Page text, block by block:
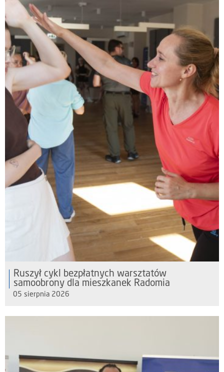
Ruszył cykl bezpłatnych warsztatów
samoobrony dla mieszkanek Radomia
05 sierpnia 2026